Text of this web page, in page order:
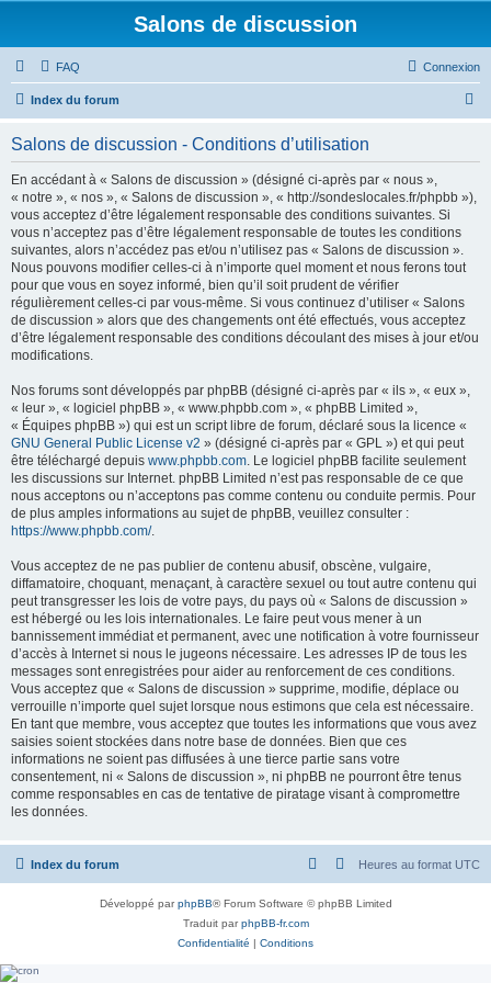
Salons de discussion
FAQ Connexion
Index du forum
Salons de discussion - Conditions d’utilisation
En accédant à « Salons de discussion » (désigné ci-après par « nous »,
« notre », « nos », « Salons de discussion », « http://sondeslocales.fr/phpbb »),
vous acceptez d’être légalement responsable des conditions suivantes. Si
vous n’acceptez pas d’être légalement responsable de toutes les conditions
suivantes, alors n’accédez pas et/ou n’utilisez pas « Salons de discussion ».
Nous pouvons modifier celles-ci à n’importe quel moment et nous ferons tout
pour que vous en soyez informé, bien qu’il soit prudent de vérifier
régulièrement celles-ci par vous-même. Si vous continuez d’utiliser « Salons
de discussion » alors que des changements ont été effectués, vous acceptez
d’être légalement responsable des conditions découlant des mises à jour et/ou
modifications.
Nos forums sont développés par phpBB (désigné ci-après par « ils », « eux »,
« leur », « logiciel phpBB », « www.phpbb.com », « phpBB Limited »,
« Équipes phpBB ») qui est un script libre de forum, déclaré sous la licence «
GNU General Public License v2 » (désigné ci-après par « GPL ») et qui peut
être téléchargé depuis www.phpbb.com. Le logiciel phpBB facilite seulement
les discussions sur Internet. phpBB Limited n’est pas responsable de ce que
nous acceptons ou n’acceptons pas comme contenu ou conduite permis. Pour
de plus amples informations au sujet de phpBB, veuillez consulter :
https://www.phpbb.com/.
Vous acceptez de ne pas publier de contenu abusif, obscène, vulgaire,
diffamatoire, choquant, menaçant, à caractère sexuel ou tout autre contenu qui
peut transgresser les lois de votre pays, du pays où « Salons de discussion »
est hébergé ou les lois internationales. Le faire peut vous mener à un
bannissement immédiat et permanent, avec une notification à votre fournisseur
d’accès à Internet si nous le jugeons nécessaire. Les adresses IP de tous les
messages sont enregistrées pour aider au renforcement de ces conditions.
Vous acceptez que « Salons de discussion » supprime, modifie, déplace ou
verrouille n’importe quel sujet lorsque nous estimons que cela est nécessaire.
En tant que membre, vous acceptez que toutes les informations que vous avez
saisies soient stockées dans notre base de données. Bien que ces
informations ne soient pas diffusées à une tierce partie sans votre
consentement, ni « Salons de discussion », ni phpBB ne pourront être tenus
comme responsables en cas de tentative de piratage visant à compromettre
les données.
Index du forum Heures au format UTC
Développé parphpBB® Forum Software © phpBB Limited
Traduit parphpBB-fr.com
Confidentialité | Conditions